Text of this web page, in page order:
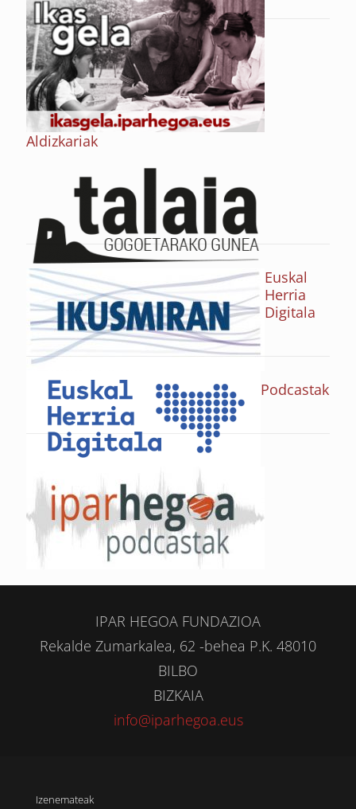
Aldizkariak
Euskal
Herria
Digitala
Podcastak
IPAR HEGOA FUNDAZIOA
Rekalde Zumarkalea, 62 -behea P.K. 48010
BILBO
BIZKAIA
info@iparhegoa.eus
Izenemateak